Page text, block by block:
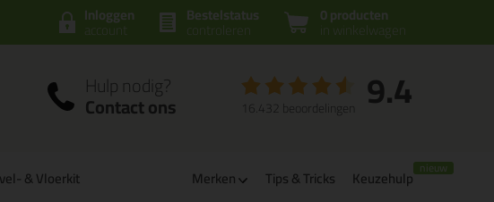
0 producten
in winkelwagen
Bestelstatus
controleren
Inloggen
account
Hulp nodig?
Contact ons 9.4
16.432 beoordelingen
& Vloerkit Merken Tips & Tricks Keuzehulp